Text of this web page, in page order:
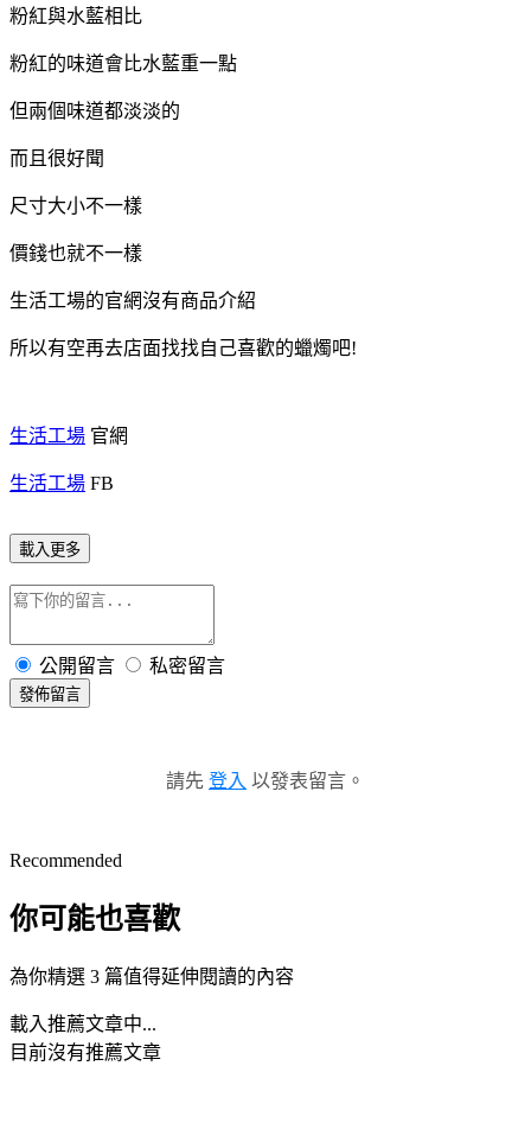
粉紅與水藍相比
粉紅的味道會比水藍重一點
但兩個味道都淡淡的
而且很好聞
尺寸大小不一樣
價錢也就不一樣
生活工場的官網沒有商品介紹
所以有空再去店面找找自己喜歡的蠟燭吧!
生活工場 官網
生活工場 FB
載入更多
公開留言 私密留言
發佈留言
請先 登入 以發表留言。
Recommended
你可能也喜歡
為你精選 3 篇值得延伸閱讀的內容
載入推薦文章中...
目前沒有推薦文章